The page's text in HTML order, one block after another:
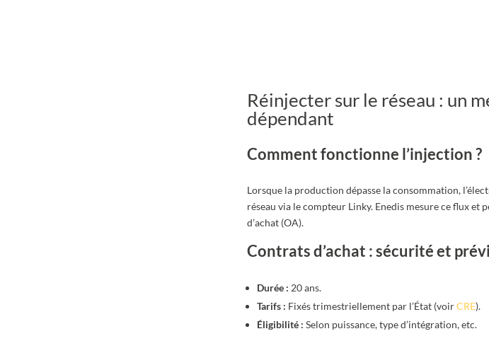
Réinjecter sur le réseau : un
dépendant
Comment fonctionne l’injection ?
Lorsque la production dépasse la consommation,
réseau via le compteur Linky. Enedis mesure ce flux
d’achat (OA).
Contrats d’achat : sécurité et
Durée : 20 ans.
Tarifs : Fixés trimestriellement par l’État (voirCRE).
Éligibilité : Selon puissance, type d’intégration, etc.